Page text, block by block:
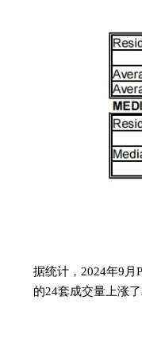
据统计 ， 2024年9 月
的24套成交量上涨